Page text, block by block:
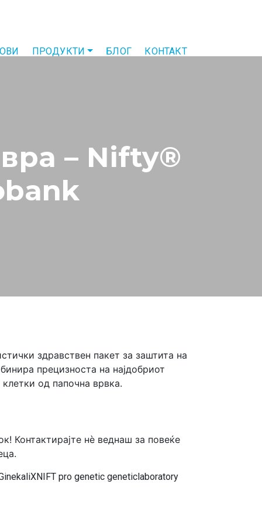
ПРОДУКТИ БЛОГ КОНТАКТ
– Nifty®
здравствен пакет за заштита на
прецизноста на најдобриот
од папочна врвка.
Контактирајте нѐ веднаш за повеќе